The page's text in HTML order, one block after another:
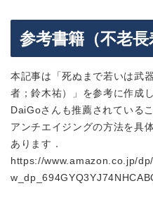
参考書籍（不老長
本記事は「死ぬまで若いは武
者；鈴木祐）」を参考に作成
DaiGoさん も推薦されている
アンチエイジングの方法を具
あります．
https://www.amazon.co.jp/